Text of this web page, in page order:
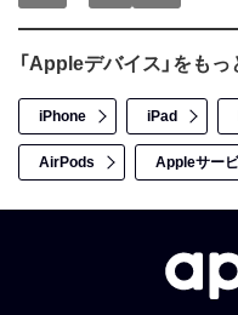
「Appleデバイス」をもっ
iPhone iPad
AirPods Appleサー